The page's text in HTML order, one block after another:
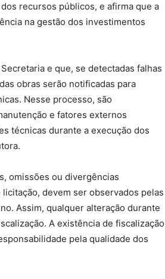
recursos públicos, e afirma que a
na gestão dos investimentos
e que, se detectadas falhas
obras serão notificadas para
Nesse processo, são
e fatores externos
técnicas durante a execução dos
omissões ou divergências
devem ser observados pelas
Assim, qualquer alteração durante
A existência de fiscalização
pela qualidade dos